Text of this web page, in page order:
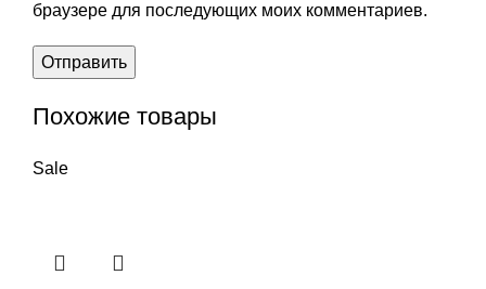
браузере для последующих моих комментариев.
Похожие товары
Sale